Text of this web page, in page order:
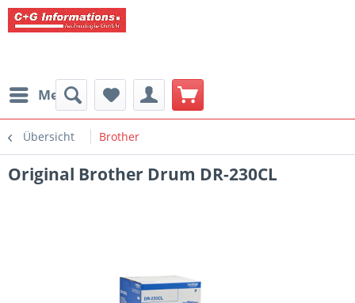
Menü
Übersicht Brother
Original Brother Drum DR-230CL